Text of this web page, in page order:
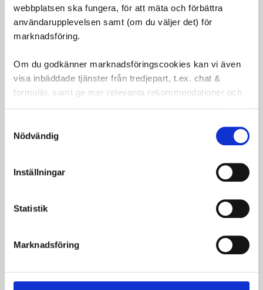
webbplatsen ska fungera, för att mäta och förbättra
användarupplevelsen samt (om du väljer det) för
marknadsföring.
Om du godkänner marknadsföringscookies kan vi även
visa inbäddade tjänster från tredjepart, t.ex. chat &
formulär, samt ge mer relevanta rekommendationer och
Nödvändig
Inställningar
Statistik
Marknadsföring
MedShimano SPD PD-EH500pedaler får du en
flexibel och pålitlig lösning för både daglig
instegssystemet och det kapslade axellagret ger
både komfort och lång hållbarhet.